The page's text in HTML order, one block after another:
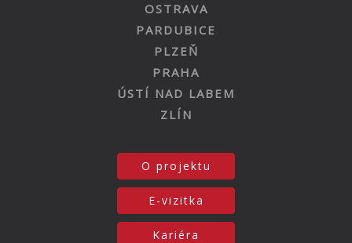
OSTRAVA
PARDUBICE
PLZEŇ
PRAHA
ÚSTÍ NAD LABEM
ZLÍN
O projektu
E-vizitka
Kariéra